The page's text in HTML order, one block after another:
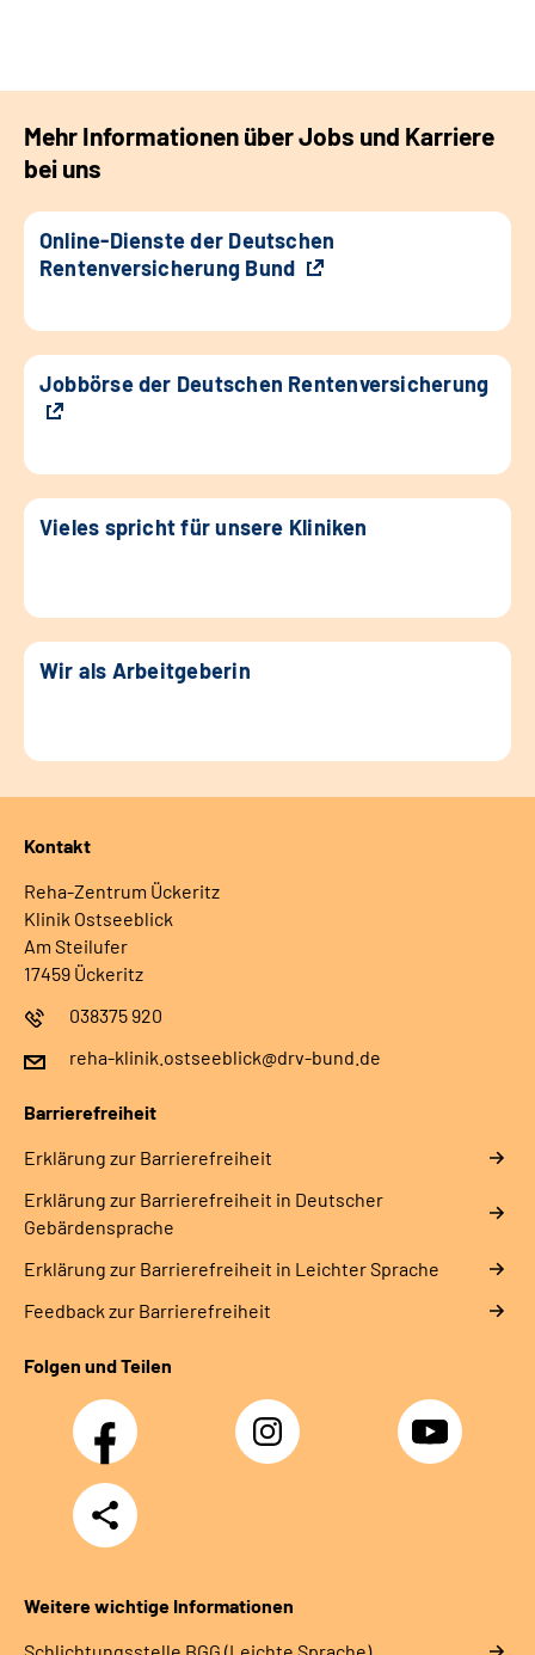
Mehr Informationen über Jobs und Karriere
bei uns
Online-Dienste der Deutschen
Rentenversicherung Bund
Jobbörse der Deutschen Rentenversicherung
Vieles spricht für unsere Kliniken
Wir als Arbeitgeberin
Kontakt
Reha-Zentrum Ückeritz
Klinik Ostseeblick
Am Steilufer
17459 Ückeritz
038375 920
reha-klinik.ostseeblick@drv-bund.de
Barrierefreiheit
Erklärung zur Barrierefreiheit
Erklärung zur Barrierefreiheit in Deutscher
Gebärdensprache
Erklärung zur Barrierefreiheit in Leichter Sprache
Feedback zur Barrierefreiheit
Folgen und Teilen
Facebook Instagram YouTube
Teilen
Weitere wichtige Informationen